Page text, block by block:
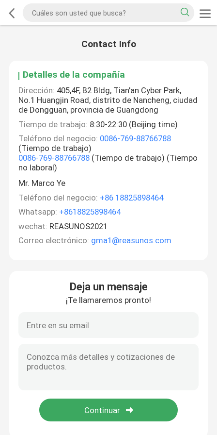
Contact Info
Detalles de la compañía
Dirección: 405,4F, B2 Bldg, Tian'an Cyber Park,
No.1 Huangjin Road, distrito de Nancheng, ciudad
de Dongguan, provincia de Guangdong
Tiempo de trabajo: 8:30-22:30 (Beijing time)
Teléfono del negocio: 0086-769-88766788
(Tiempo de trabajo)
0086-769-88766788 (Tiempo de trabajo) (Tiempo
no laboral)
Mr. Marco Ye
Teléfono del negocio: +86 18825898464
Whatsapp: +8618825898464
wechat: REASUNOS2021
Correo electrónico: gma1@reasunos.com
Deja un mensaje
¡Te llamaremos pronto!